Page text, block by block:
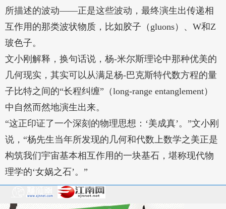
所描述的波动——正是这些波动，最终演生出传递相
互作用的那类波状物质，比如胶子（gluons）、W和Z
玻色子。
文小刚解释，换句话说，杨-米尔斯理论中那种优美的
几何现实，其实可以从满足杨-巴克斯特代数方程的量
子比特之间的“长程纠缠”（long-range entanglement）
中自然而然地演生出来。
“这正印证了一个深刻的物理思想：‘美成真’。”文小刚
说，“杨先生当年所发现的几何和代数上数学之美正是
构筑我们宇宙基本相互作用的一块基石，堪称现代物
理学的‘女娲之石’。”